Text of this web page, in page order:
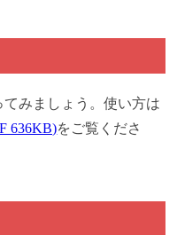
みましょう。使い方は
636KB)をご覧くださ